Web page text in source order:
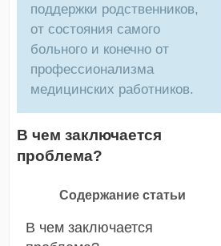
поддержки родственников,
от состояния самого
больного и конечно от
профессионализма
медицинских работников.
В чем заключается
проблема?
Содержание статьи
В чем заключается